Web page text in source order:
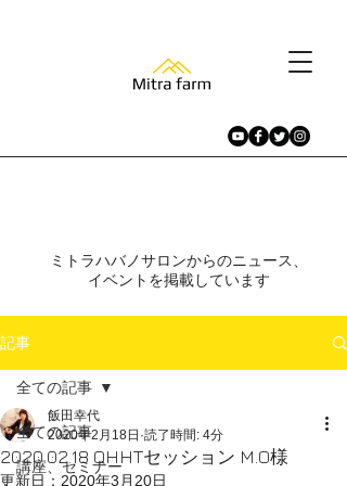
ミトラハバノサロンからのニュース、
イベントを掲載しています​
記事
全ての記事
講座、セミナー
全ての記事
2020.02.18 QHHTセッション M.O様
飯田幸代
2020年2月18日 読了時間: 4分
更新日： 2020年3月20日